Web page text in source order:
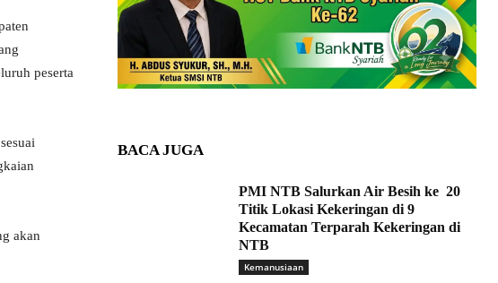
peserta
akan
BACA JUGA
PMI NTB Salurkan Air Besih ke 20
Titik Lokasi Kekeringan di 9
Kecamatan Terparah Kekeringan di
NTB
Kemanusiaan